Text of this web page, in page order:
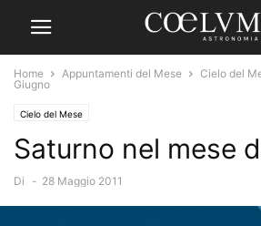
Home Appuntamenti del Mese Cielo del
Giugno
Cielo del Mese
Saturno nel mese
Di - 28 Maggio 2011